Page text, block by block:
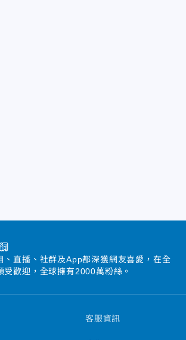
、直播、社群及App都深獲網友喜愛，在全
受歡迎，全球擁有2000萬粉絲。
客服資訊